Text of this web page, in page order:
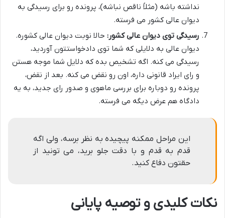
نداشته باشه (مثلاً ناقص نباشه)، پرونده رو برای رسیدگی به
دیوان عالی کشور می فرسته.
رسیدگی توی دیوان عالی کشور: حالا نوبت دیوان عالی کشوره.
دیوان عالی به دلایلی که شما توی دادخواستتون آوردید،
رسیدگی می کنه. اگه تشخیص بده که دلایل شما موجه هستن
و رای ایراد قانونی داره، اون رو نقض می کنه. بعد از نقض،
پرونده رو دوباره برای بررسی ماهوی و صدور رای جدید، به یه
دادگاه هم عرض دیگه می فرسته.
این مراحل ممکنه پیچیده به نظر برسه، ولی اگه
قدم به قدم و با دقت جلو برید، می تونید از
حقتون دفاع کنید.
نکات کلیدی و توصیه پایانی